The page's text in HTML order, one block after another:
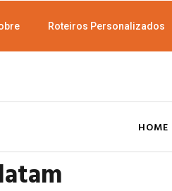
Roteiros Personalizados
HOME